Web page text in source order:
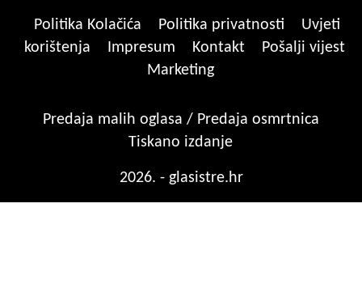
Politika Kolačića Politika privatnosti
Uvjeti
korištenja
Impresum Kontakt
Pošalji vijest
Marketing
Predaja malih oglasa / Predaja osmrtnica
Tiskano izdanje
2026. - glasistre.hr